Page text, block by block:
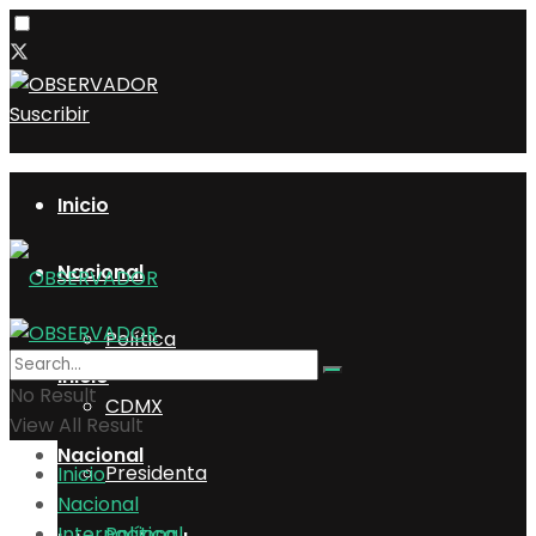
Suscribir
Inicio
Nacional
Política
CDMX
Presidenta
Inicio
Nacional
No Result
View All Result
Inicio
Nacional